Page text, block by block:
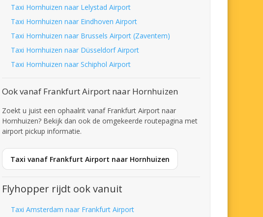
Taxi Hornhuizen naar Lelystad Airport
Taxi Hornhuizen naar Eindhoven Airport
Taxi Hornhuizen naar Brussels Airport (Zaventem)
Taxi Hornhuizen naar Düsseldorf Airport
Taxi Hornhuizen naar Schiphol Airport
Ook vanaf Frankfurt Airport naar Hornhuizen
Zoekt u juist een ophaalrit vanaf Frankfurt Airport naar
Hornhuizen? Bekijk dan ook de omgekeerde routepagina met
airport pickup informatie.
Taxi vanaf Frankfurt Airport naar Hornhuizen
Flyhopper rijdt ook vanuit
Taxi Amsterdam naar Frankfurt Airport